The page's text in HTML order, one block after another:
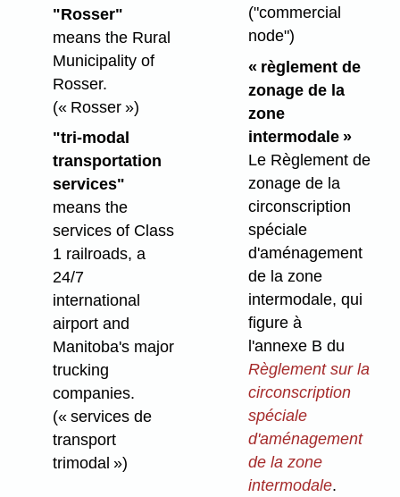
"Rosser"
means the Rural
Municipality of
Rosser.
(« Rosser »)
"tri-modal
transportation
services"
means the
services of Class
1 railroads, a
24/7
international
airport and
Manitoba's major
trucking
companies.
(« services de
transport
trimodal »)
("commercial
node")
« règlement de
zonage de la
zone
intermodale »
Le Règlement de
zonage de la
circonscription
spéciale
d'aménagement
de la zone
intermodale, qui
figure à
l'annexe B du
Règlement sur la
circonscription
spéciale
d'aménagement
de la zone
intermodale.